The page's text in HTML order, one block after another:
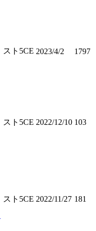
スト5CE 2023/4/2 1797
スト5CE 2022/12/10 103
スト5CE 2022/11/27 181